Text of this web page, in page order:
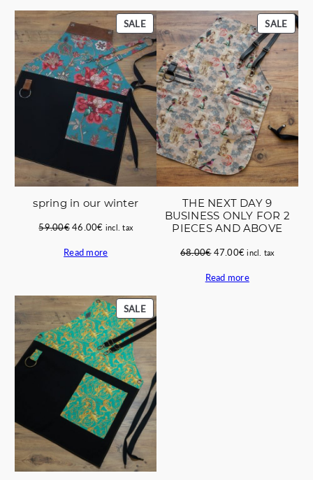
SALEPRODUCT
ON
SALE
spring in our winter
59.00€Original
was:
46.00€Current
is:
incl. tax
Read more
SALE
ON
SALE
THE NEXT DAY 9
BUSINESS ONLY FOR 2
PIECES AND ABOVE
68.00€ Original
was:
47.00€Current
is:
incl. tax
Read more
SALEPRODUCT
ON
SALE